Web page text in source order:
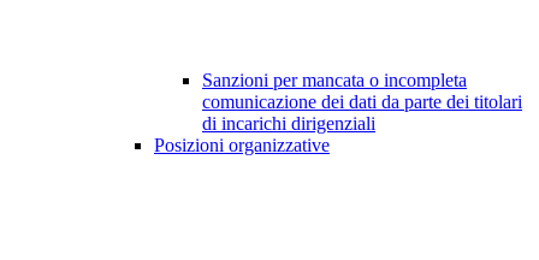
Sanzioni per mancata o incompleta
comunicazione dei dati da parte dei titolari
di incarichi dirigenziali
Posizioni organizzative